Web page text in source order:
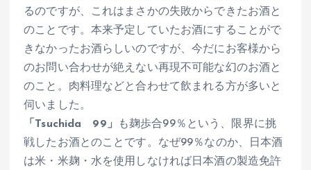
るのですが、これはまさかの失敗からできたお酒と
のことです。本来予定していたお酒にすることがで
きなかったお酒らしいのですが、今だにお客様から
のお問い合わせが絶えない再現不可能な幻のお酒と
のこと。肉料理などと合わせて飲まれる方が多いと
伺いました。
「Tsuchida 99」
も麹歩合99％という、限界に挑
戦したお酒とのことです。なぜ99％なのか、日本酒
は米・米麹・水を使用しなければ日本酒の製造免許